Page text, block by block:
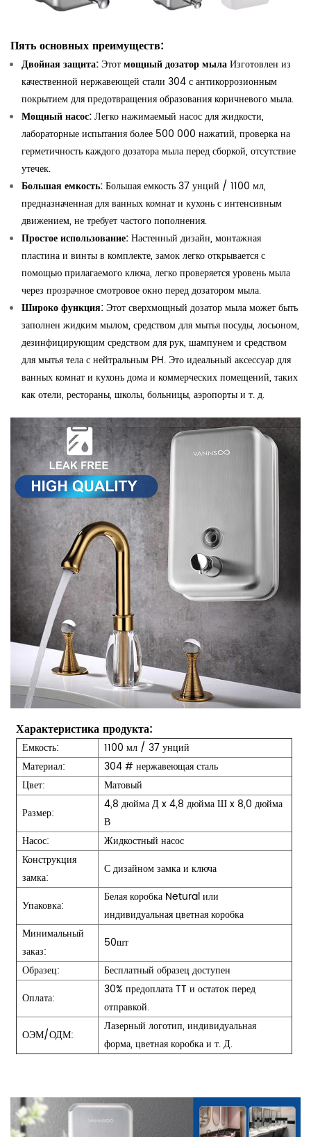
Пять основных преимуществ:
Двойная защита:Этотмощный дозатор мылаИзготовлен из
качественной нержавеющей стали 304 с антикоррозионным
покрытием для предотвращения образования коричневого мыла.
Мощный насос:Легко нажимаемый насос для жидкости,
лабораторные испытания более 500 000 нажатий, проверка на
герметичность каждого дозатора мыла перед сборкой, отсутствие
утечек.
Большая емкость:Большая емкость 37 унций / 1100 мл,
предназначенная для ванных комнат и кухонь с интенсивным
движением, не требует частого пополнения.
Простое использование:Настенный дизайн, монтажная
пластина и винты в комплекте, замок легко открывается с
помощью прилагаемого ключа, легко проверяется уровень мыла
через прозрачное смотровое окно перед дозатором мыла.
Широко функция:Этот сверхмощный дозатор мыла может быть
заполнен жидким мылом, средством для мытья посуды, лосьоном,
дезинфицирующим средством для рук, шампунем и средством
для мытья тела с нейтральным PH. Это идеальный аксессуар для
ванных комнат и кухонь дома и коммерческих помещений, таких
как отели, рестораны, школы, больницы, аэропорты и т. д.
Характеристика продукта:
Емкость:
1100 мл / 37 унций
Материал:
304 # нержавеющая сталь
Цвет:
Матовый
Размер:
4,8 дюйма Д x 4,8 дюйма Ш x 8,0 дюйма
В
Насос:
Жидкостный насос
Конструкция
замка:
С дизайном замка и ключа
Упаковка:
Белая коробка Netural или
индивидуальная цветная коробка
Минимальный
заказ:
50шт
Образец:
Бесплатный образец доступен
Оплата:
30% предоплата TT и остаток перед
отправкой.
ОЭМ/ОДМ:
Лазерный логотип, индивидуальная
форма, цветная коробка и т. Д.